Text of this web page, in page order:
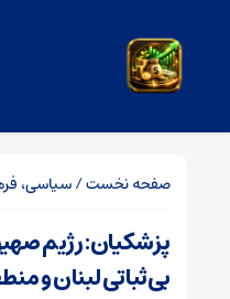
صفحه نخست/سیاسی،
پزشکیان: رژیم
بی‌ثباتی لبنان و